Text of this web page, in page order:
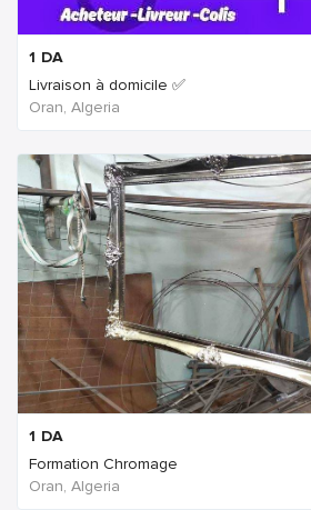
1 DA
Livraison à domicile ✅
Oran, Algeria
1 DA
Formation Chromage
Oran, Algeria